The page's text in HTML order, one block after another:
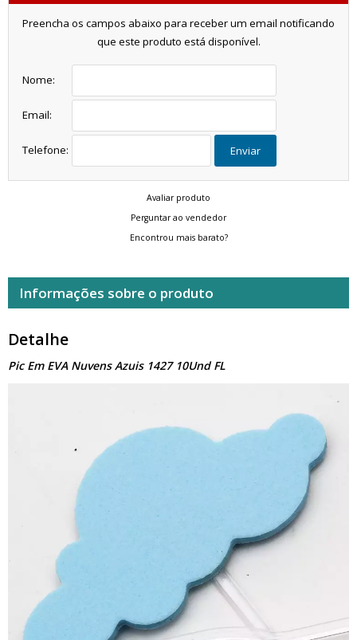
Preencha os campos abaixo para receber um email notificando
que este produto está disponível.
Nome:
Email:
Telefone: Enviar
Avaliar produto
Perguntar ao vendedor
Encontrou mais barato?
Informações sobre o produto
Detalhe
Pic Em EVA Nuvens Azuis 1427 10Und FL